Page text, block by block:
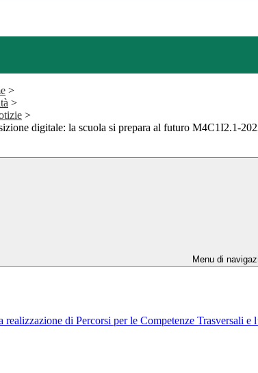
>
>
>
digitale: la scuola si prepara al futuro M4C1I2.1-
Menu di
di Percorsi per le Competenze Trasversali e